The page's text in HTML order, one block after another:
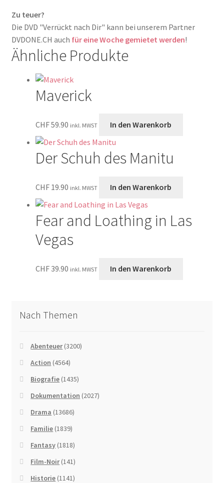
Zu teuer?
Die DVD "Verrückt nach Dir" kann bei unserem Partner
DVDONE.CH auch für eine Woche gemietet werden!
Ähnliche Produkte
Maverick
CHF59.90 inkl. MWST In den Warenkorb
Der Schuh des Manitu
CHF19.90 inkl. MWST In den Warenkorb
Fear and Loathing in Las
Vegas
CHF39.90 inkl. MWST In den Warenkorb
Nach Themen
Abenteuer (3200)
Action (4564)
Biografie (1435)
Dokumentation (2027)
Drama (13686)
Familie (1839)
Fantasy (1818)
Film-Noir (141)
Historie (1141)